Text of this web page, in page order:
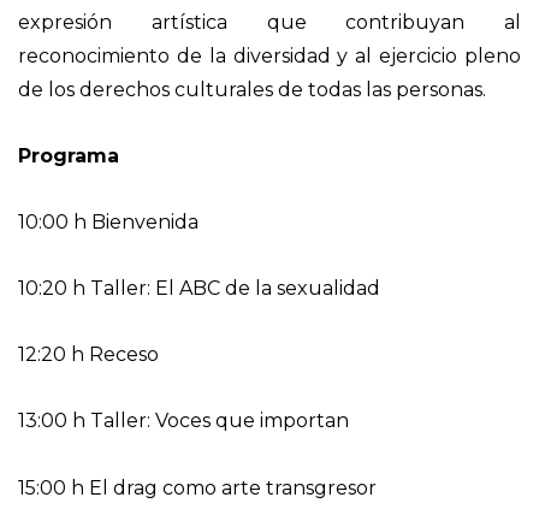
expresión artística que contribuyan al
reconocimiento de la diversidad y al ejercicio pleno
de los derechos culturales de todas las personas.
Programa
10:00 h Bienvenida
10:20 h Taller: El ABC de la sexualidad
12:20 h Receso
13:00 h Taller: Voces que importan
15:00 h El drag como arte transgresor